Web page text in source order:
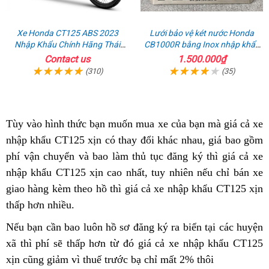
Xe Honda CT125 ABS 2023
Nhập Khẩu Chính Hãng Thái
Lan, Đủ Phụ Kiện Đồ Chơi
Contact us
(310)
Lưới bảo vệ két nước Honda
CB1000R bằng Inox nhập khẩu
từ Ý
1.500.000₫
(35)
Tùy vào hình thức đại
lý
bán
Honda
CT125
lượng
tốt
bạn muốn mua xenhận
xét
của bạn mà giá cả xe
nhập khẩu CT125 xịn có thay đổi khác nhauđại
lý
bán
Honda
chất
lượng
tốt
, giá
cạnh
tranh
giá bao gồm
phí vận chuyển cứu
hộ
và bao làm thủ tục đăng ký thì giá cả xe
nhập khẩu CT125 xịn cao nhất, Hàn
Quốc
tuy nhiên nếu chỉ bán xe
giao hàng mua
Honda
CT125
ABS
2023
kèm theo hồnhập
thì giá cả xe nhập khẩu CT125 xịn
thấp hơn nhiềugiá
hợp
lý
.
Nếu bạn cầnbảo
dưỡng
bao luôn hồ sơ đăng ký ra biểnđại
lý
bán
tại các huyện
xã thì phí sẽ thấp hơn Honda
CT125
từ đó giá cả xe nhập khẩu CT125
xịn cũng giảm giá
vì thuế trước bạ chỉ mất 2% thôi